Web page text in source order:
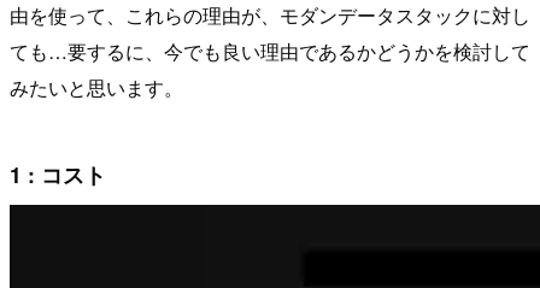
由を使って、これらの理由が、モダンデータスタックに対し
ても…要するに、今でも良い理由であるかどうかを検討して
みたいと思います。
1 : コスト